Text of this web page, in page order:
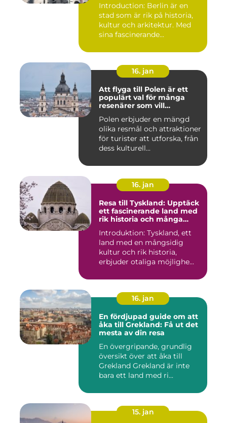
Introduction: Berlin är en
stad som är rik på historia,
kultur och arkitektur. Med
sina fascinerande...
16. jan
Att flyga till Polen är ett
populärt val för många
resenärer som vill
och dess rika historia
Polen erbjuder en mängd
olika resmål och attraktioner
för turister att utforska, från
dess kulturell...
16. jan
Resa till Tyskland: Upptäck
ett fascinerande land med
rik historia och många
Introduktion: Tyskland, ett
land med en mångsidig
kultur och rik historia,
erbjuder otaliga möjlighe...
16. jan
En fördjupad guide om att
åka till Grekland: Få ut det
mesta av din resa
En övergripande, grundlig
översikt över att åka till
Grekland Grekland är inte
bara ett land med ri...
15. jan